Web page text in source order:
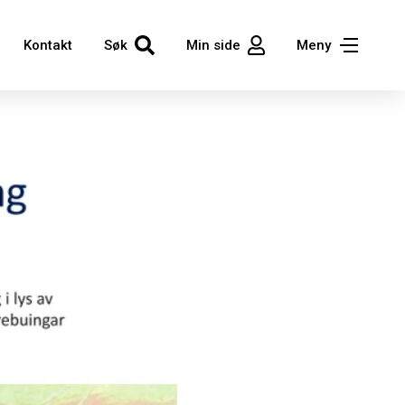
Kontakt Søk Min side Meny